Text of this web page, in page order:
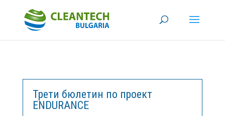
Трети бюлетин по проект
ENDURANCE